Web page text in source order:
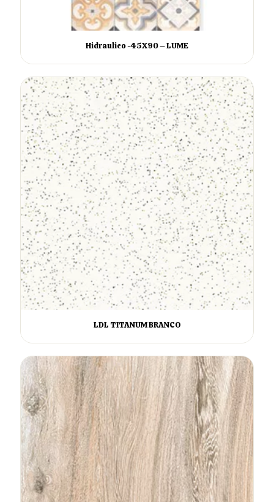
Hidraulico -45X90 – LUME
LDL TITANUM BRANCO